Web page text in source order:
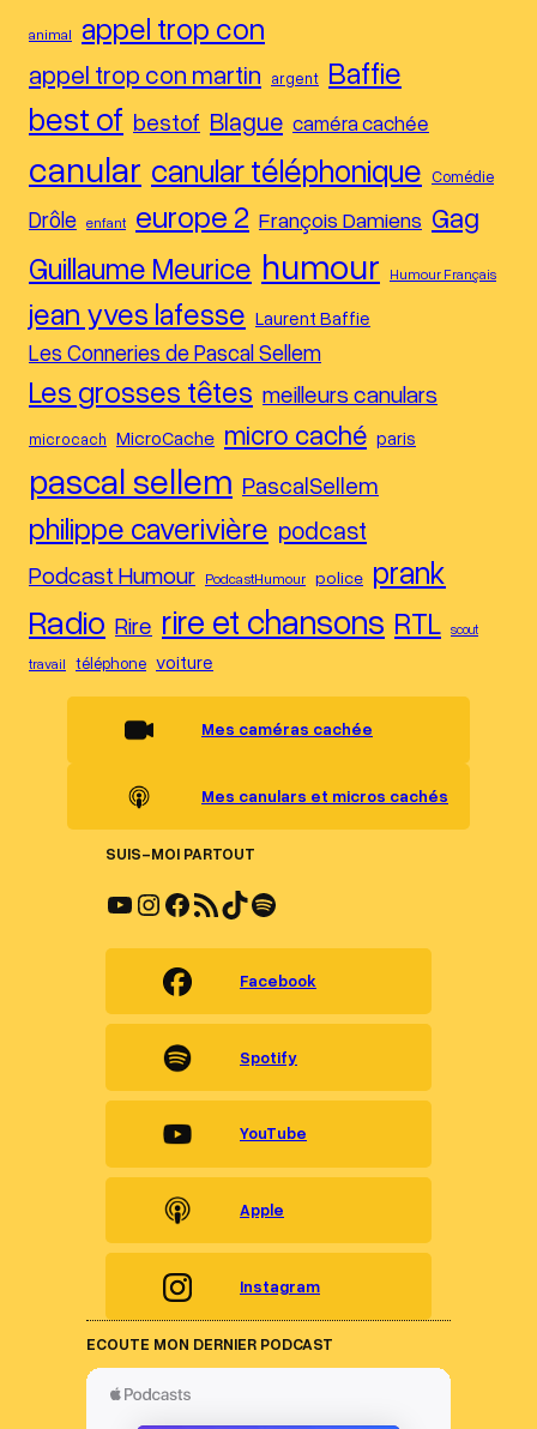
animal appel trop con
appel trop con martin argent Baffie
best of bestof Blague caméra cachée
canular canular téléphonique Comédie
Drôle enfant europe 2 François Damiens Gag
Guillaume Meurice humour Humour Français
jean yves lafesse Laurent Baffie
Les Conneries de Pascal Sellem
Les grosses têtes meilleurs canulars
microcach MicroCache micro caché paris
pascal sellem PascalSellem
philippe caverivière podcast
Podcast Humour PodcastHumour police prank
Radio Rire rire et chansons RTL scout
travail téléphone voiture
Mes caméras cachée
Mes canulars et micros cachés
SUIS-MOI PARTOUT
YouTube Instagram Facebook Flux RSS TikTok Spotify
Facebook
Spotify
YouTube
Apple
Instagram
ECOUTE MON DERNIER PODCAST